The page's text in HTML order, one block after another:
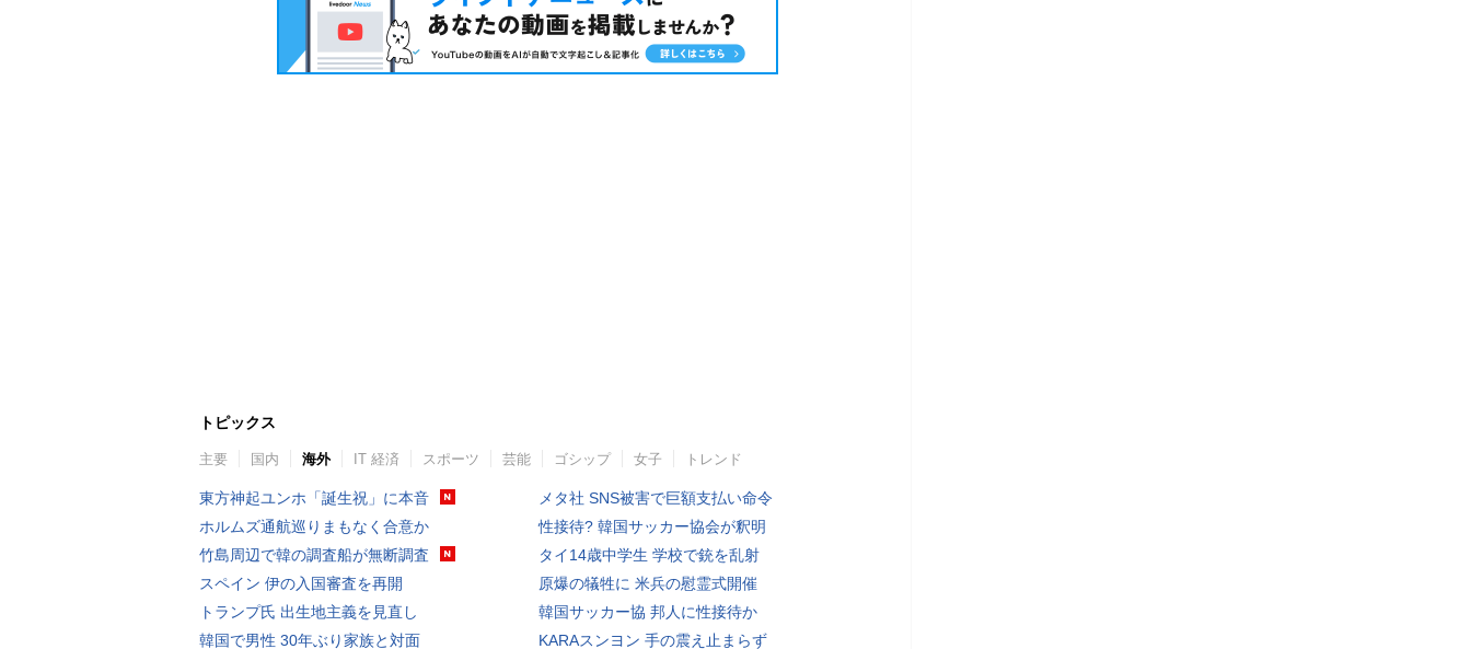
トピックス
主要 国内 海外 IT 経済 スポーツ 芸能 ゴシップ 女子 トレンド
東方神起ユンホ「誕生祝」に本音
ホルムズ通航巡りまもなく合意か
竹島周辺で韓の調査船が無断調査
スペイン 伊の入国審査を再開
トランプ氏 出生地主義を見直し
韓国で男性 30年ぶり家族と対面
メタ社 SNS被害で巨額支払い命令
性接待? 韓国サッカー協会が釈明
タイ14歳中学生 学校で銃を乱射
原爆の犠牲に 米兵の慰霊式開催
韓国サッカー協 邦人に性接待か
KARAスンヨン 手の震え止まらず